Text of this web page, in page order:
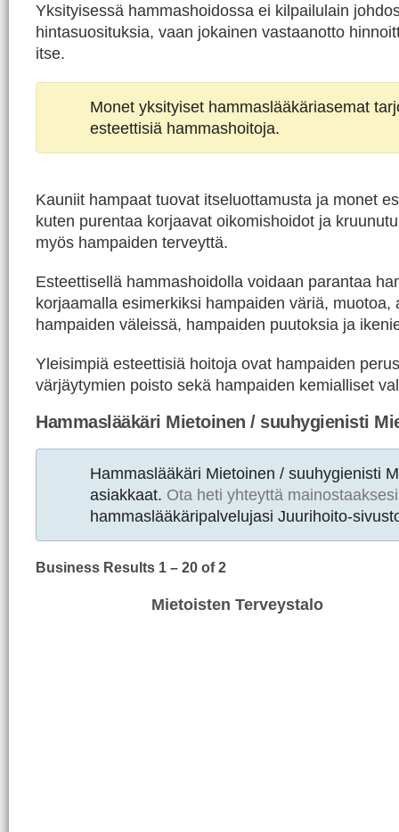
Yksityisessä hammashoidossa ei kilpailulain
hintasuosituksia, vaan jokainen vastaanotto
itse.
Monet yksityiset hammaslääkäriasemat
esteettisiä hammashoitoja.
Kauniit hampaat tuovat itseluottamusta ja monet
kuten purentaa korjaavat oikomishoidot ja
myös hampaiden terveyttä.
Esteettisellä hammashoidolla voidaan parantaa
korjaamalla esimerkiksi hampaiden väriä, muotoa,
hampaiden väleissä, hampaiden puutoksia ja
Yleisimpiä esteettisiä hoitoja ovat hampaiden
värjäytymien poisto sekä hampaiden kemialliset
Hammaslääkäri Mietoinen / suuhygienisti
Hammaslääkäri Mietoinen / suuhygienisti
asiakkaat. Ota heti yhteyttä mainostaaksesi
hammaslääkäripalvelujasi Juurihoito-
Business Results 1 – 20 of 2
Mietoisten Terveystalo